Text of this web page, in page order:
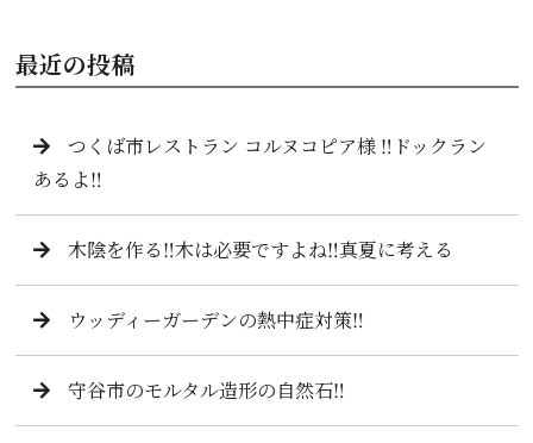
最近の投稿
つくば市レストラン コルヌコピア様 ‼️ドックラン
あるよ‼️
木陰を作る‼️木は必要ですよね‼️真夏に考える
ウッディーガーデンの熱中症対策‼️
守谷市のモルタル造形の自然石‼️